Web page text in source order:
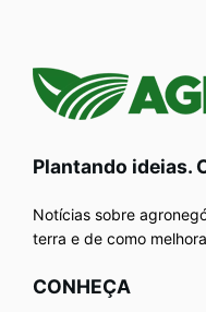
Plantando ideias.
Notícias sobre
terra e de como
CONHEÇA